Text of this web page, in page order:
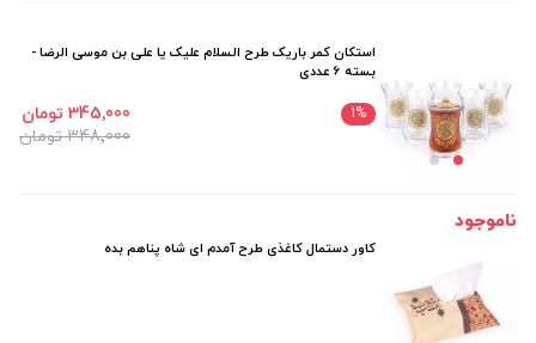
استکان کمر باریک طرح السلام علیک یا علی بن موسی الرضا -
بسته 6 عددی
1%
348٬000 تومان
345٬000 تومان
ناموجود
کاور دستمال کاغذی طرح آمدم ای شاه پناهم بده